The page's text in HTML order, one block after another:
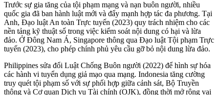
Trước sự gia tăng của tội phạm mạng và nạn buôn người, nhiều
quốc gia đã ban hành luật mới và đẩy mạnh hợp tác đa phương. Tại
Anh, Đạo luật An toàn Trực tuyến (2023) quy trách nhiệm cho các
nền tảng kỹ thuật số trong việc kiểm soát nội dung có hại và lừa
đảo. Ở Đông Nam Á, Singapore thông qua Đạo luật Tội phạm Trực
tuyến (2023), cho phép chính phủ yêu cầu gỡ bỏ nội dung lừa đảo.
Philippines sửa đổi Luật Chống Buôn người (2022) để hình sự hóa
các hành vi tuyển dụng giả mạo qua mạng. Indonesia tăng cường
truy quét tội phạm số với sự phối hợp giữa cảnh sát, Bộ Truyền
thông và Cơ quan Dịch vụ Tài chính (OJK), đồng thời mở rộng vai